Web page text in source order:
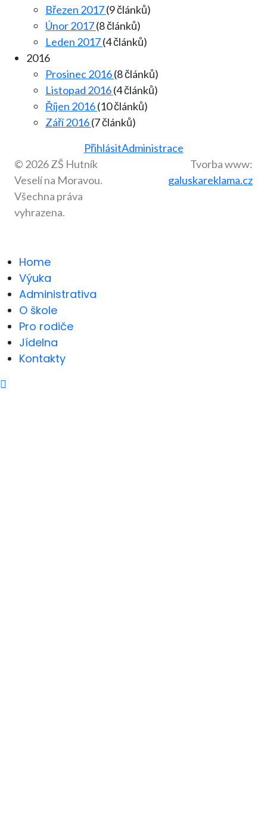
Březen 2017(9 článků)
Únor 2017(8 článků)
Leden 2017(4 článků)
2016
Prosinec 2016(8 článků)
Listopad 2016(4 článků)
Říjen 2016(10 článků)
Září 2016(7 článků)
PřihlásitAdministrace
© 2026 ZŠ Hutník
Veselí na Moravou.
Všechna práva
vyhrazena.
Tvorba www:
galuskareklama.cz
Home
Výuka
Administrativa
O škole
Pro rodiče
Jídelna
Kontakty